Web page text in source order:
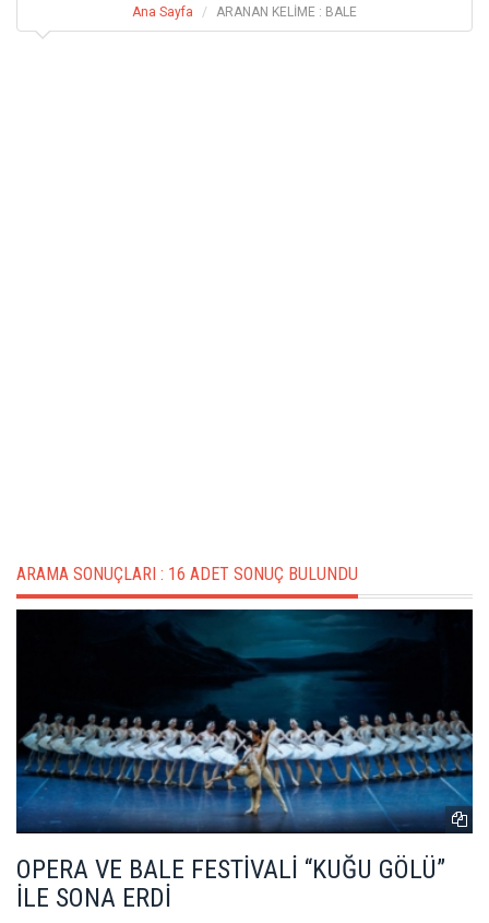
Ana Sayfa ARANAN KELİME : BALE
ARAMA SONUÇLARI : 16 ADET SONUÇ BULUNDU
OPERA VE BALE FESTİVALİ “KUĞU GÖLÜ”
İLE SONA ERDİ